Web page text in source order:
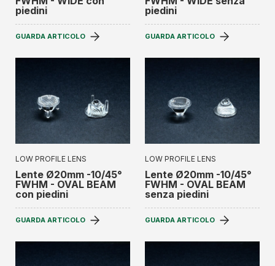
piedini
GUARDA ARTICOLO
piedini
GUARDA ARTICOLO
LOW PROFILE LENS
Lente Ø20mm -10/45°
FWHM - OVAL BEAM
con piedini
GUARDA ARTICOLO
LOW PROFILE LENS
Lente Ø20mm -10/45°
FWHM - OVAL BEAM
senza piedini
GUARDA ARTICOLO